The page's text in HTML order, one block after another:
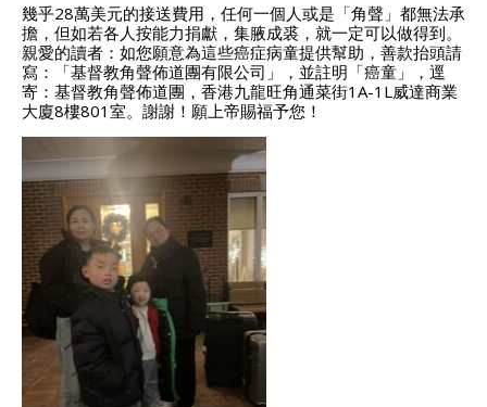
幾乎28萬美元的接送費用，任何一個人或是「角聲」都無法承
擔，但如若各人按能力捐獻，集腋成裘，就一定可以做得到。
親愛的讀者：如您願意為這些癌症病童提供幫助，善款抬頭請
寫：「基督教角聲佈道團有限公司」，並註明「癌童」，逕
寄：基督教角聲佈道團，香港九龍旺角通菜街1A-1L威達商業
大廈8樓801室。謝謝！願上帝賜福予您！